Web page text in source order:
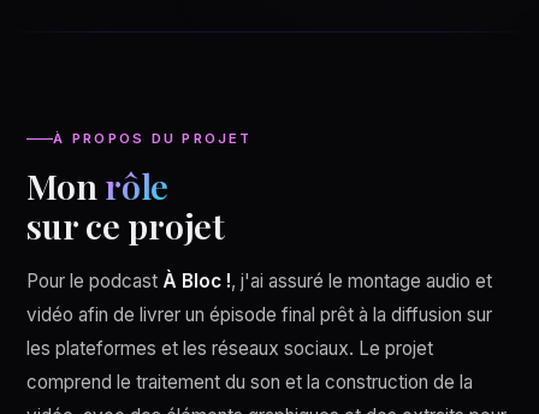
À PROPOS DU PROJET
Mon rôle
sur ce projet
Pour le podcast À Bloc !, j'ai assuré le montage audio et
vidéo afin de livrer un épisode final prêt à la diffusion sur
les plateformes et les réseaux sociaux. Le projet
comprend le traitement du son et la construction de la